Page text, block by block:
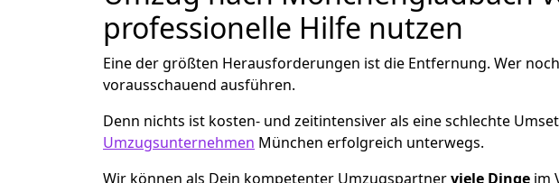
professionelle Hilfe nutzen
Eine der größten Herausforderungen ist die Entfernung. Wer
vorausschauend ausführen.
Denn nichts ist kosten- und zeitintensiver als eine schlechte
Umzugsunternehmen München erfolgreich unterwegs.
Wir können als Dein kompetenter Umzugspartnerviele Dinge im